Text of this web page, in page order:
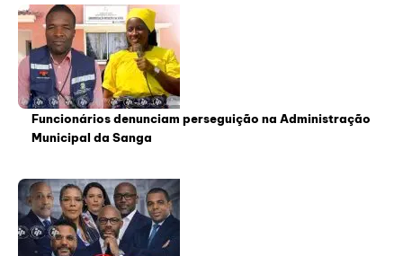
Funcionários denunciam perseguição na Administração
Municipal da Sanga